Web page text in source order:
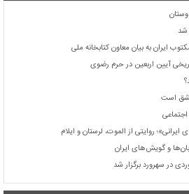
ایران به بیان معاون کتابخانه ملی
آیین اربعین در حرم رضوی
عشق است
روایتی از الموت، لرستان و ایلام
و گویش‌های ایران
در سهرورد برگزار شد